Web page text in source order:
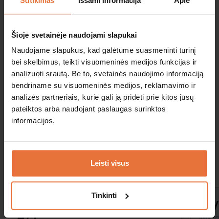
Šioje svetainėje naudojami slapukai
Naudojame slapukus, kad galėtume suasmeninti turinį
bei skelbimus, teikti visuomeninės medijos funkcijas ir
analizuoti srautą. Be to, svetainės naudojimo informaciją
bendriname su visuomeninės medijos, reklamavimo ir
analizės partneriais, kurie gali ją pridėti prie kitos jūsų
pateiktos arba naudojant paslaugas surinktos
informacijos.
Leisti visus
Tinkinti
Amžius: Kuponas
Paieška
Panašūs automobiliai
Skoda Fabia CW